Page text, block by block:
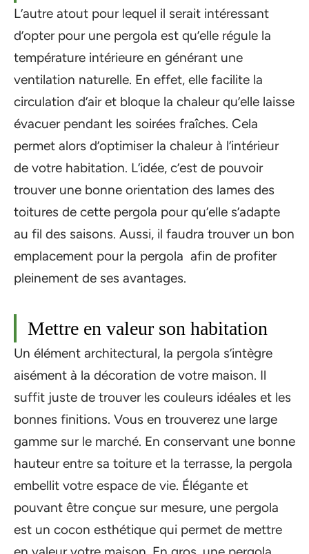
L’autre atout pour lequel il serait intéressant
d’opter pour une pergola est qu’elle régule la
température intérieure en générant une
ventilation naturelle. En effet, elle facilite la
circulation d’air et bloque la chaleur qu’elle laisse
évacuer pendant les soirées fraîches. Cela
permet alors d’optimiser la chaleur à l’intérieur
de votre habitation. L’idée, c’est de pouvoir
trouver une bonne orientation des lames des
toitures de cette pergola pour qu’elle s’adapte
au fil des saisons. Aussi, il faudra trouver un bon
emplacement pour la pergola afin de profiter
pleinement de ses avantages.
Mettre en valeur son habitation
Un élément architectural, la pergola s’intègre
aisément à la décoration de votre maison. Il
suffit juste de trouver les couleurs idéales et les
bonnes finitions. Vous en trouverez une large
gamme sur le marché. En conservant une bonne
hauteur entre sa toiture et la terrasse, la pergola
embellit votre espace de vie. Élégante et
pouvant être conçue sur mesure, une pergola
est un cocon esthétique qui permet de mettre